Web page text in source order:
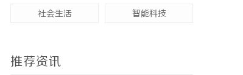
社会生活 智能科技
推荐资讯